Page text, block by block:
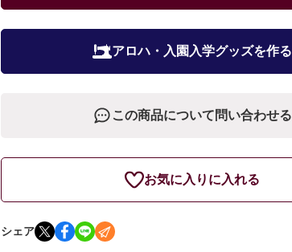
アロハ・入園入学グッズを作る
この商品について問い合わせる
お気に入りに入れる
シェア